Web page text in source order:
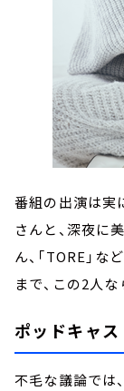
番組の出演は実
さんと、深夜に
ん、「TORE」
まで、この2人
ポッドキャ
不毛な議論では